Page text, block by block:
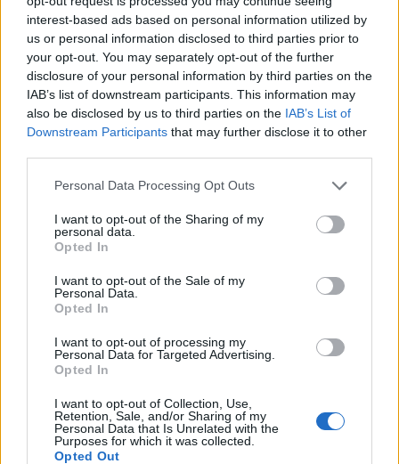
interest-based ads based on personal information utilized by
us or personal information disclosed to third parties prior to
your opt-out. You may separately opt-out of the further
disclosure of your personal information by third parties on the
IAB’s list of downstream participants. This information may
also be disclosed by us to third parties on the IAB’s List of
Downstream Participants that may further disclose it to other
Personal Data Processing Opt Outs
I want to opt-out of the Sharing of my
personal data.
Opted In
I want to opt-out of the Sale of my
Personal Data.
Opted In
I want to opt-out of processing my
Personal Data for Targeted Advertising.
Opted In
I want to opt-out of Collection, Use,
Retention, Sale, and/or Sharing of my
Personal Data that Is Unrelated with the
Purposes for which it was collected.
Opted Out
2026. július 19., vasárnap
Őrizetbe vették a Romániában is
súlyos bűncselekményekkel vádolt
Tate testvéreket